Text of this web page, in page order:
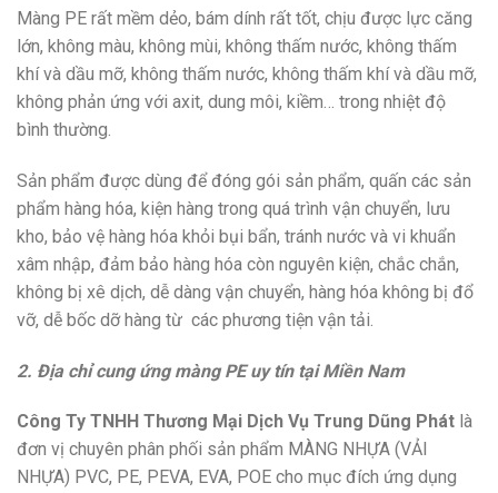
Màng PE rất mềm dẻo, bám dính rất tốt, chịu được lực căng
lớn, không màu, không mùi, không thấm nước, không thấm
khí và dầu mỡ, không thấm nước, không thấm khí và dầu mỡ,
không phản ứng với axit, dung môi, kiềm… trong nhiệt độ
bình thường.
Sản phẩm được dùng để đóng gói sản phẩm, quấn các sản
phẩm hàng hóa, kiện hàng trong quá trình vận chuyển, lưu
kho, bảo vệ hàng hóa khỏi bụi bẩn, tránh nước và vi khuẩn
xâm nhập, đảm bảo hàng hóa còn nguyên kiện, chắc chắn,
không bị xê dịch, dễ dàng vận chuyển, hàng hóa không bị đổ
vỡ, dễ bốc dỡ hàng từ các phương tiện vận tải.
2. Địa chỉ cung ứng màng PE uy tín tại Miền Nam
Công Ty TNHH Thương Mại Dịch Vụ Trung Dũng Phát là
đơn vị chuyên phân phối sản phẩm MÀNG NHỰA (VẢI
NHỰA) PVC, PE, PEVA, EVA, POE cho mục đích ứng dụng